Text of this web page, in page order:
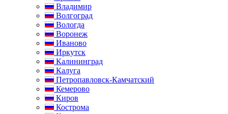
Владимир
Волгоград
Вологда
Воронеж
Иваново
Иркутск
Калининград
Калуга
Петропавловск-Камчатский
Кемерово
Киров
Кострома